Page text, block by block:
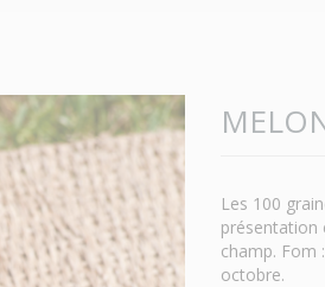
Les 100
présentation
champ. Fom
octobre.